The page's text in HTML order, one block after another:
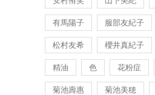
有馬陽子 服部友紀子
松村友希 櫻井真紀子
精油 色 花粉症
菊池壽惠 菊池美穂